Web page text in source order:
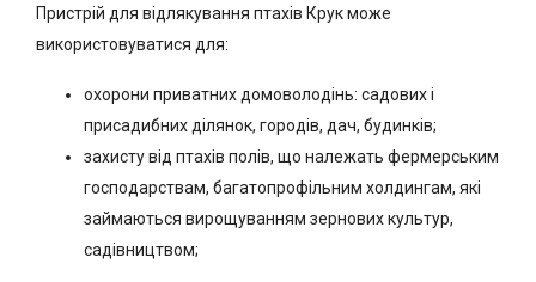
Пристрій для відлякування птахів Крук може
використовуватися для:
охорони приватних домоволодінь: садових і
присадибних ділянок, городів, дач, будинків;
захисту від птахів полів, що належать фермерським
господарствам, багатопрофільним холдингам, які
займаються вирощуванням зернових культур,
садівництвом;